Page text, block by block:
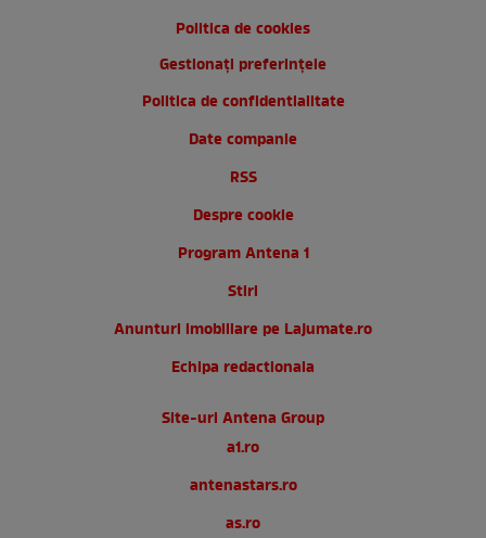
Politica de cookies
Gestionați preferințele
Politica de confidentialitate
Date companie
RSS
Despre cookie
Program Antena 1
Stiri
Anunturi imobiliare pe Lajumate.ro
Echipa redactionala
Site-uri Antena Group
a1.ro
antenastars.ro
as.ro